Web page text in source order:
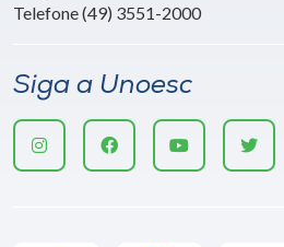
Telefone (49) 3551-2000
Siga a Unoesc